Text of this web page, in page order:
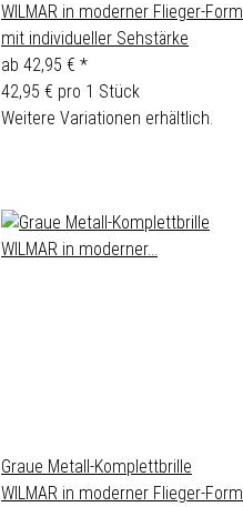
WILMAR in moderner Flieger-Form
mit individueller Sehstärke
ab 42,95 € *
42,95 € pro 1 Stück
Weitere Variationen erhältlich.
Graue Metall-Komplettbrille
WILMAR in moderner Flieger-Form